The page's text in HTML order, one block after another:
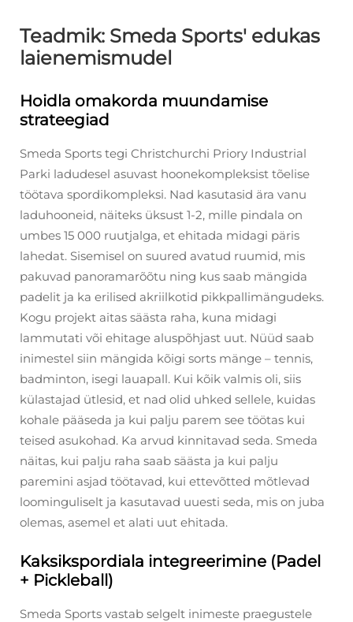
Teadmik: Smeda Sports' edukas
laienemismudel
Hoidla omakorda muundamise
strateegiad
Smeda Sports tegi Christchurchi Priory Industrial
Parki ladudesel asuvast hoonekompleksist tõelise
töötava spordikompleksi. Nad kasutasid ära vanu
laduhooneid, näiteks üksust 1-2, mille pindala on
umbes 15 000 ruutjalga, et ehitada midagi päris
lahedat. Sisemisel on suured avatud ruumid, mis
pakuvad panoramarõõtu ning kus saab mängida
padelit ja ka erilised akriilkotid pikkpallimängudeks.
Kogu projekt aitas säästa raha, kuna midagi
lammutati või ehitage aluspõhjast uut. Nüüd saab
inimestel siin mängida kõigi sorts mänge – tennis,
badminton, isegi lauapall. Kui kõik valmis oli, siis
külastajad ütlesid, et nad olid uhked sellele, kuidas
kohale pääseda ja kui palju parem see töötas kui
teised asukohad. Ka arvud kinnitavad seda. Smeda
näitas, kui palju raha saab säästa ja kui palju
paremini asjad töötavad, kui ettevõtted mõtlevad
loominguliselt ja kasutavad uuesti seda, mis on juba
olemas, asemel et alati uut ehitada.
Kaksikspordiala integreerimine (Padel
+ Pickleball)
Smeda Sports vastab selgelt inimeste praegustele